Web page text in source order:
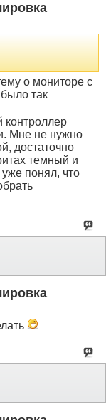
о мониторе с
так
контроллер
Мне не нужно
достаточно
темный и
понял, что